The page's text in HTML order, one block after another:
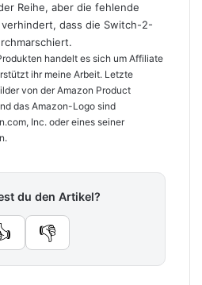
Reihe, aber die fehlende
dass die Switch-2-
handelt es sich um Affiliate
ihr meine Arbeit. Letzte
von der Amazon Product
das Amazon-Logo sind
Inc. oder eines seiner
du den Artikel?
👎